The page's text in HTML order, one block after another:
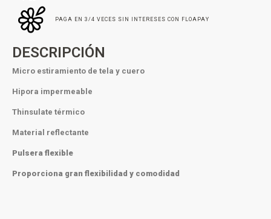
PAGA EN 3/4 VECES SIN INTERESES CON FLOAPAY
DESCRIPCIÓN
Micro estiramiento de tela y cuero
Hipora impermeable
Thinsulate térmico
Material reflectante
Pulsera flexible
Proporciona gran flexibilidad y comodidad